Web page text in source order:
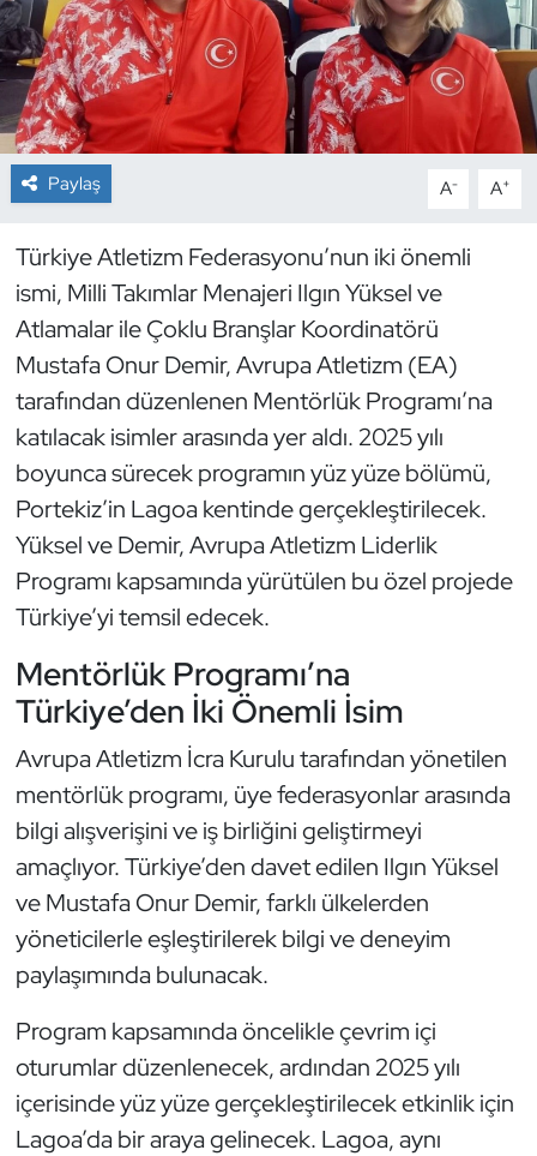
Paylaş A- A+
Türkiye Atletizm Federasyonu’nun iki önemli
ismi, Milli Takımlar Menajeri Ilgın Yüksel ve
Atlamalar ile Çoklu Branşlar Koordinatörü
Mustafa Onur Demir, Avrupa Atletizm (EA)
tarafından düzenlenen Mentörlük Programı’na
katılacak isimler arasında yer aldı. 2025 yılı
boyunca sürecek programın yüz yüze bölümü,
Portekiz’in Lagoa kentinde gerçekleştirilecek.
Yüksel ve Demir, Avrupa Atletizm Liderlik
Programı kapsamında yürütülen bu özel projede
Türkiye’yi temsil edecek.
Mentörlük Programı’na
Türkiye’den İki Önemli İsim
Avrupa Atletizm İcra Kurulu tarafından yönetilen
mentörlük programı, üye federasyonlar arasında
bilgi alışverişini ve iş birliğini geliştirmeyi
amaçlıyor. Türkiye’den davet edilen Ilgın Yüksel
ve Mustafa Onur Demir, farklı ülkelerden
yöneticilerle eşleştirilerek bilgi ve deneyim
paylaşımında bulunacak.
Program kapsamında öncelikle çevrim içi
oturumlar düzenlenecek, ardından 2025 yılı
içerisinde yüz yüze gerçekleştirilecek etkinlik için
Lagoa’da bir araya gelinecek. Lagoa, aynı
Çim Hokeyi
Cimnastik
Curling
Dağcılık
Dans Sporları
Dövüş Sanatı
E-Spor
Eskrim
Futbol
Futsal
Genel
Golf
Güreş
Halter
Hava Sporları
Hentbol
Judo ve Kuraş
Kano ve Rafting